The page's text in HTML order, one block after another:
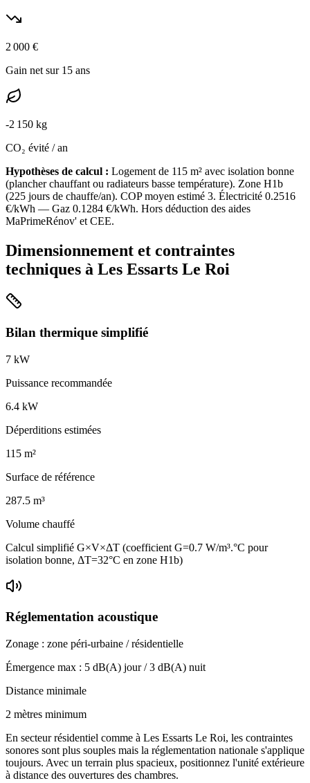
2 000 €
Gain net sur 15 ans
-2 150 kg
CO₂ évité / an
Hypothèses de calcul : Logement de 115 m² avec isolation bonne
(plancher chauffant ou radiateurs basse température). Zone H1b
(225 jours de chauffe/an). COP moyen estimé 3. Électricité 0.2516
€/kWh — Gaz 0.1284 €/kWh. Hors déduction des aides
MaPrimeRénov' et CEE.
Dimensionnement et contraintes
techniques à Les Essarts Le Roi
Bilan thermique simplifié
7 kW
Puissance recommandée
6.4 kW
Déperditions estimées
115 m²
Surface de référence
287.5 m³
Volume chauffé
Calcul simplifié G×V×ΔT (coefficient G=0.7 W/m³.°C pour
isolation bonne, ΔT=32°C en zone H1b)
Réglementation acoustique
Zonage : zone péri-urbaine / résidentielle
Émergence max : 5 dB(A) jour /3 dB(A) nuit
Distance minimale
2 mètres minimum
En secteur résidentiel comme à Les Essarts Le Roi, les contraintes
sonores sont plus souples mais la réglementation nationale s'applique
toujours. Avec un terrain plus spacieux, positionnez l'unité extérieure
à distance des ouvertures des chambres.